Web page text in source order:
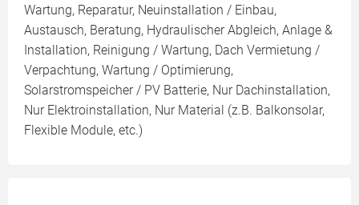
Wartung, Reparatur, Neuinstallation / Einbau,
Austausch, Beratung, Hydraulischer Abgleich, Anlage &
Installation, Reinigung / Wartung, Dach Vermietung /
Verpachtung, Wartung / Optimierung,
Solarstromspeicher / PV Batterie, Nur Dachinstallation,
Nur Elektroinstallation, Nur Material (z.B. Balkonsolar,
Flexible Module, etc.)